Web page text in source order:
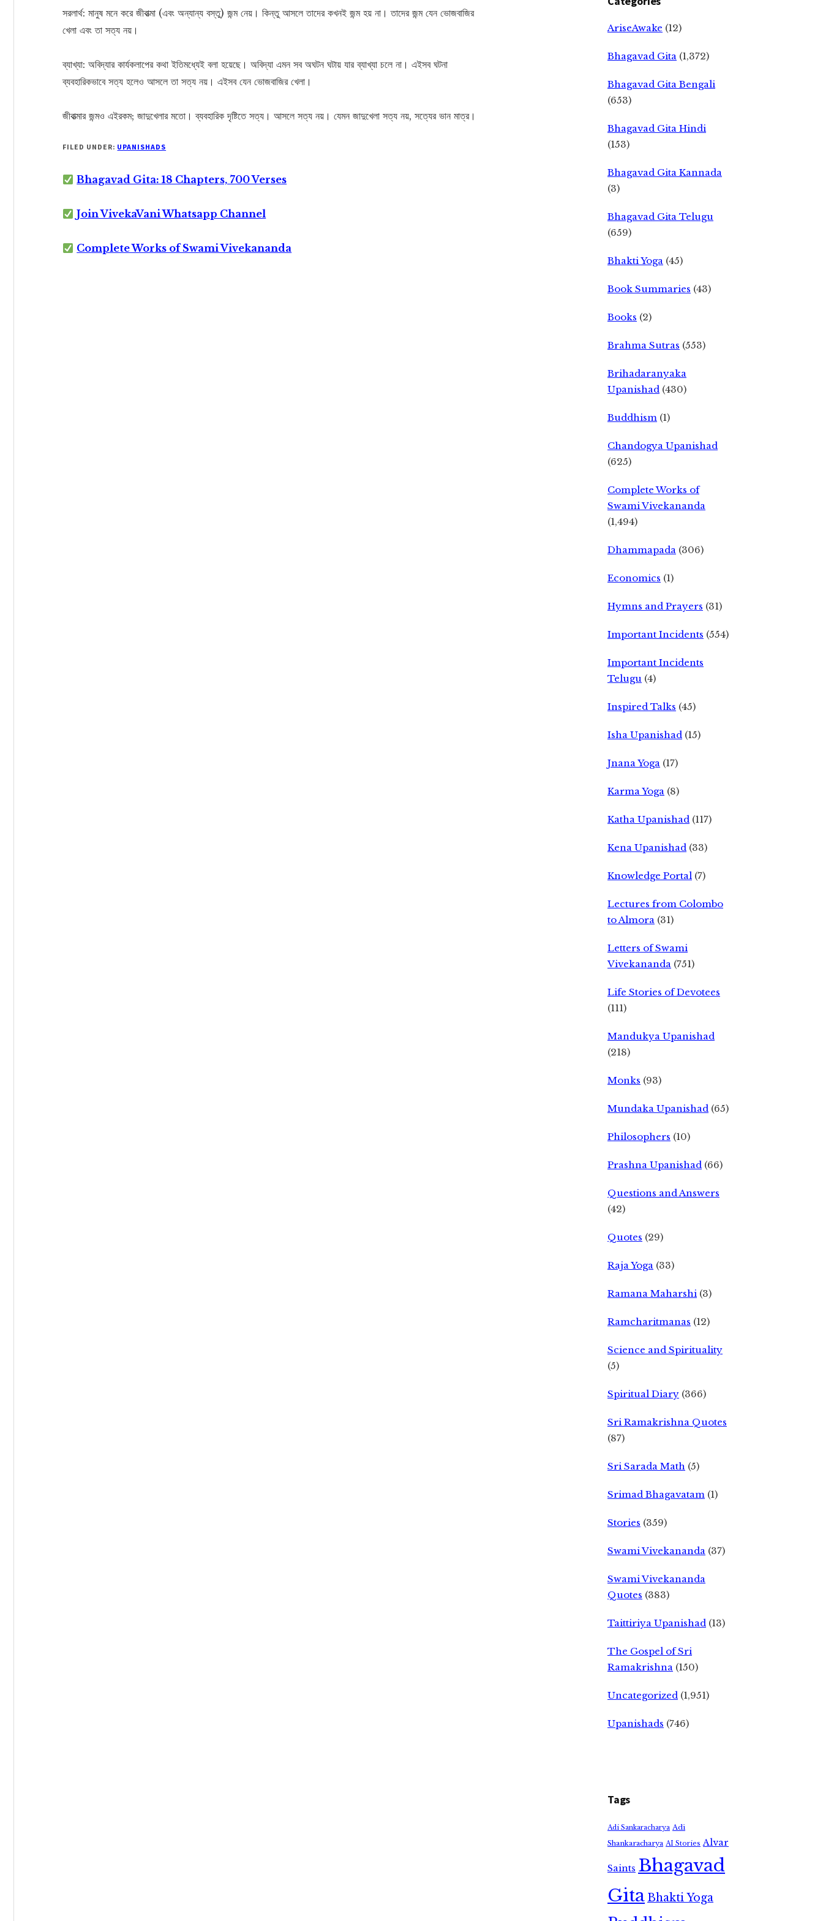
সরলার্থ: মানুষ মনে করে জীবাত্মা (এবং অন্যান্য বস্তু) জন্ম নেয়। কিন্তু আসলে তাদের কখনই জন্ম হয় না। তাদের জন্ম যেন ভোজবাজির
খেলা এবং তা সত্য নয়।
ব্যাখ্যা: অবিদ্যার কার্যকলাপের কথা ইতিমধ্যেই বলা হয়েছে। অবিদ্যা এমন সব অঘটন ঘটায় যার ব্যাখ্যা চলে না। এইসব ঘটনা
ব্যবহারিকভাবে সত্য হলেও আসলে তা সত্য নয়। এইসব যেন ভোজবাজির খেলা।
জীবাত্মার জন্মও এইরকম; জাদুখেলার মতো। ব্যবহারিক দৃষ্টিতে সত্য। আসলে সত্য নয়। যেমন জাদুখেলা সত্য নয়, সত্যের ভান মাত্র।
FILED UNDER: UPANISHADS
Bhagavad Gita: 18 Chapters, 700 Verses
Join VivekaVani Whatsapp Channel
Complete Works of Swami Vivekananda
AriseAwake (12)
Bhagavad Gita (1,372)
Bhagavad Gita Bengali
(653)
Bhagavad Gita Hindi
(153)
Bhagavad Gita Kannada
(3)
Bhagavad Gita Telugu
(659)
Bhakti Yoga (45)
Book Summaries (43)
Books (2)
Brahma Sutras (553)
Brihadaranyaka
Upanishad (430)
Buddhism (1)
Chandogya Upanishad
(625)
Complete Works of
Swami Vivekananda
(1,494)
Dhammapada (306)
Economics (1)
Hymns and Prayers (31)
Important Incidents (554)
Important Incidents
Telugu (4)
Inspired Talks (45)
Isha Upanishad (15)
Jnana Yoga (17)
Karma Yoga (8)
Katha Upanishad (117)
Kena Upanishad (33)
Knowledge Portal (7)
Lectures from Colombo
to Almora (31)
Letters of Swami
Vivekananda (751)
Life Stories of Devotees
(111)
Mandukya Upanishad
(218)
Monks (93)
Mundaka Upanishad (65)
Philosophers (10)
Prashna Upanishad (66)
Questions and Answers
(42)
Quotes (29)
Raja Yoga (33)
Ramana Maharshi (3)
Ramcharitmanas (12)
Science and Spirituality
(5)
Spiritual Diary (366)
Sri Ramakrishna Quotes
(87)
Sri Sarada Math (5)
Srimad Bhagavatam (1)
Stories (359)
Swami Vivekananda (37)
Swami Vivekananda
Quotes (383)
Taittiriya Upanishad (13)
The Gospel of Sri
Ramakrishna (150)
Uncategorized (1,951)
Upanishads (746)
Tags
Adi Sankaracharya Adi
Shankaracharya AI Stories Alvar
Saints Bhagavad
GitaBhakti Yoga